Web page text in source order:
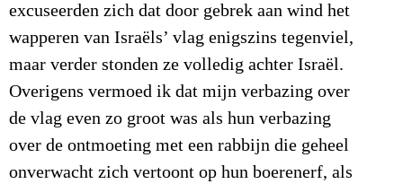
excuseerden zich dat door gebrek aan wind het
wapperen van Israëls’ vlag enigszins tegenviel,
maar verder stonden ze volledig achter Israël.
Overigens vermoed ik dat mijn verbazing over
de vlag even zo groot was als hun verbazing
over de ontmoeting met een rabbijn die geheel
onverwacht zich vertoont op hun boerenerf, als